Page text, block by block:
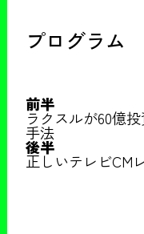
プログラム
前半
ラクスルが60億
手法
後半
正しいテレビCM